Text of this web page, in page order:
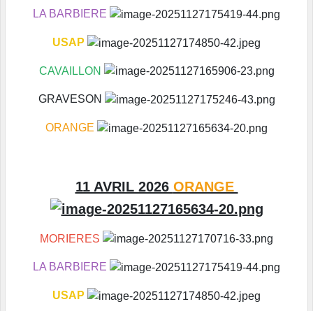
LA BARBIERE
USAP
CAVAILLON
GRAVESON
ORANGE
11 AVRIL 2026 ORANGE
MORIERES
LA BARBIERE
USAP